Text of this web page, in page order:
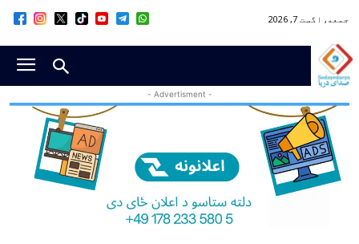
جمعه, اگست 7, 2026
- Advertisment -